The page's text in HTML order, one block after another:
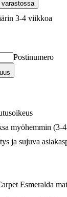
3-4 viikkoa
Postinumero
myöhemmin (3-
ja sujuva
Esmeralda